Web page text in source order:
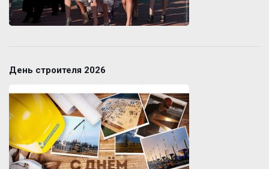
День строителя 2026